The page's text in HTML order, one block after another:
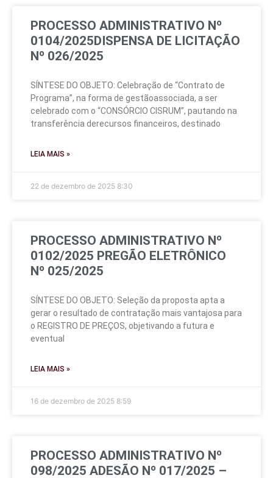
PROCESSO ADMINISTRATIVO Nº
0104/2025DISPENSA DE LICITAÇÃO
Nº 026/2025
SÍNTESE DO OBJETO: Celebração de “Contrato de
Programa”, na forma de gestãoassociada, a ser
celebrado com o “CONSÓRCIO CISRUM”, pautando na
transferência derecursos financeiros, destinado
LEIA MAIS »
22 de dezembro de 2025 8:30
PROCESSO ADMINISTRATIVO Nº
0102/2025 PREGÃO ELETRÔNICO
Nº 025/2025
SÍNTESE DO OBJETO: Seleção da proposta apta a
gerar o resultado de contratação mais vantajosa para
o REGISTRO DE PREÇOS, objetivando a futura e
eventual
LEIA MAIS »
16 de dezembro de 2025 8:59
PROCESSO ADMINISTRATIVO Nº
098/2025 ADESÃO Nº 017/2025 –